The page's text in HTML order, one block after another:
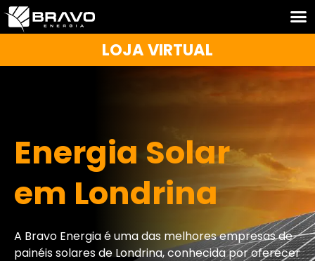
LOJA VIRTUAL
Energia Solar
em Londrina
A Bravo Energia é uma das melhores empresas de
painéis solares de Londrina, conhecida por oferecer